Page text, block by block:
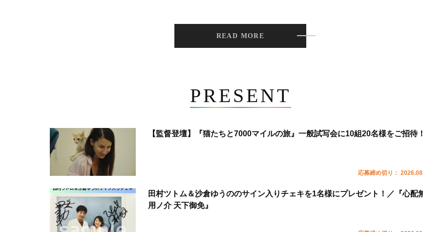
READ MORE
PRESENT
【監督登壇】『猫たちと7000マイルの旅』一般試写会に10組20名様をご招待！
応募締め切り：
田村ツトム＆沙倉ゆうののサイン入りチェキを1名様にプレゼント！／『心配
用ノ介 天下御免』